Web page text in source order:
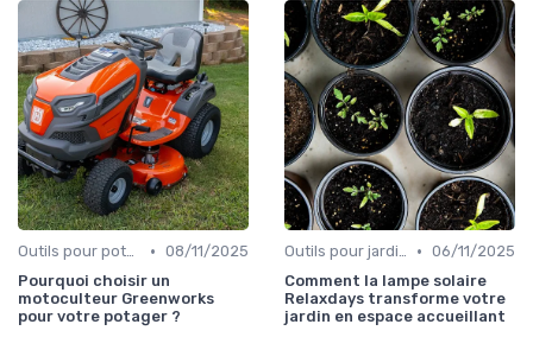
Outils pour potagers • 08/11/2025
Pourquoi choisir un
motoculteur Greenworks
pour votre potager ?
Outils pour jardinage écologique • 06/11/2025
Comment la lampe solaire
Relaxdays transforme votre
jardin en espace accueillant